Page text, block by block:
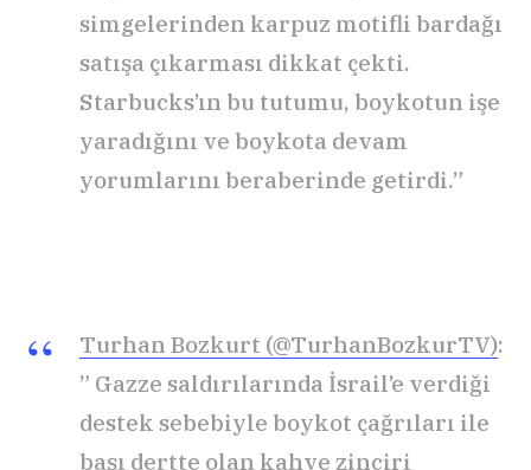
simgelerinden karpuz motifli bardağı
satışa çıkarması dikkat çekti.
Starbucks’ın bu tutumu, boykotun işe
yaradığını ve boykota devam
yorumlarını beraberinde getirdi.”
Turhan Bozkurt (@TurhanBozkurTV):
” Gazze saldırılarında İsrail’e verdiği
destek sebebiyle boykot çağrıları ile
başı dertte olan kahve zinciri